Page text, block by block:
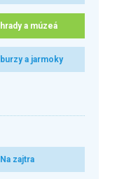
hrady a múzeá
burzy a jarmoky
Na zajtra